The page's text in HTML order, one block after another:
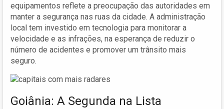
equipamentos reflete a preocupação das autoridades em
manter a segurança nas ruas da cidade. A administração
local tem investido em tecnologia para monitorar a
velocidade e as infrações, na esperança de reduzir o
número de acidentes e promover um trânsito mais
seguro.
Goiânia: A Segunda na Lista